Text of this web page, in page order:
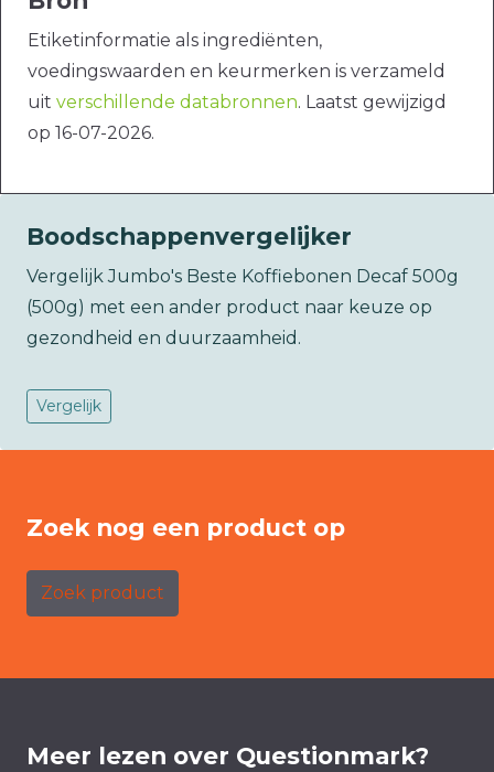
Etiketinformatie als ingrediënten,
voedingswaarden en keurmerken is verzameld
uit verschillende databronnen. Laatst gewijzigd
op 16-07-2026.
Boodschappenvergelijker
Vergelijk Jumbo's Beste Koffiebonen Decaf 500g
(500g) met een ander product naar keuze op
gezondheid en duurzaamheid.
Vergelijk
Zoek nog een product op
Zoek product
Meer lezen over Questionmark?